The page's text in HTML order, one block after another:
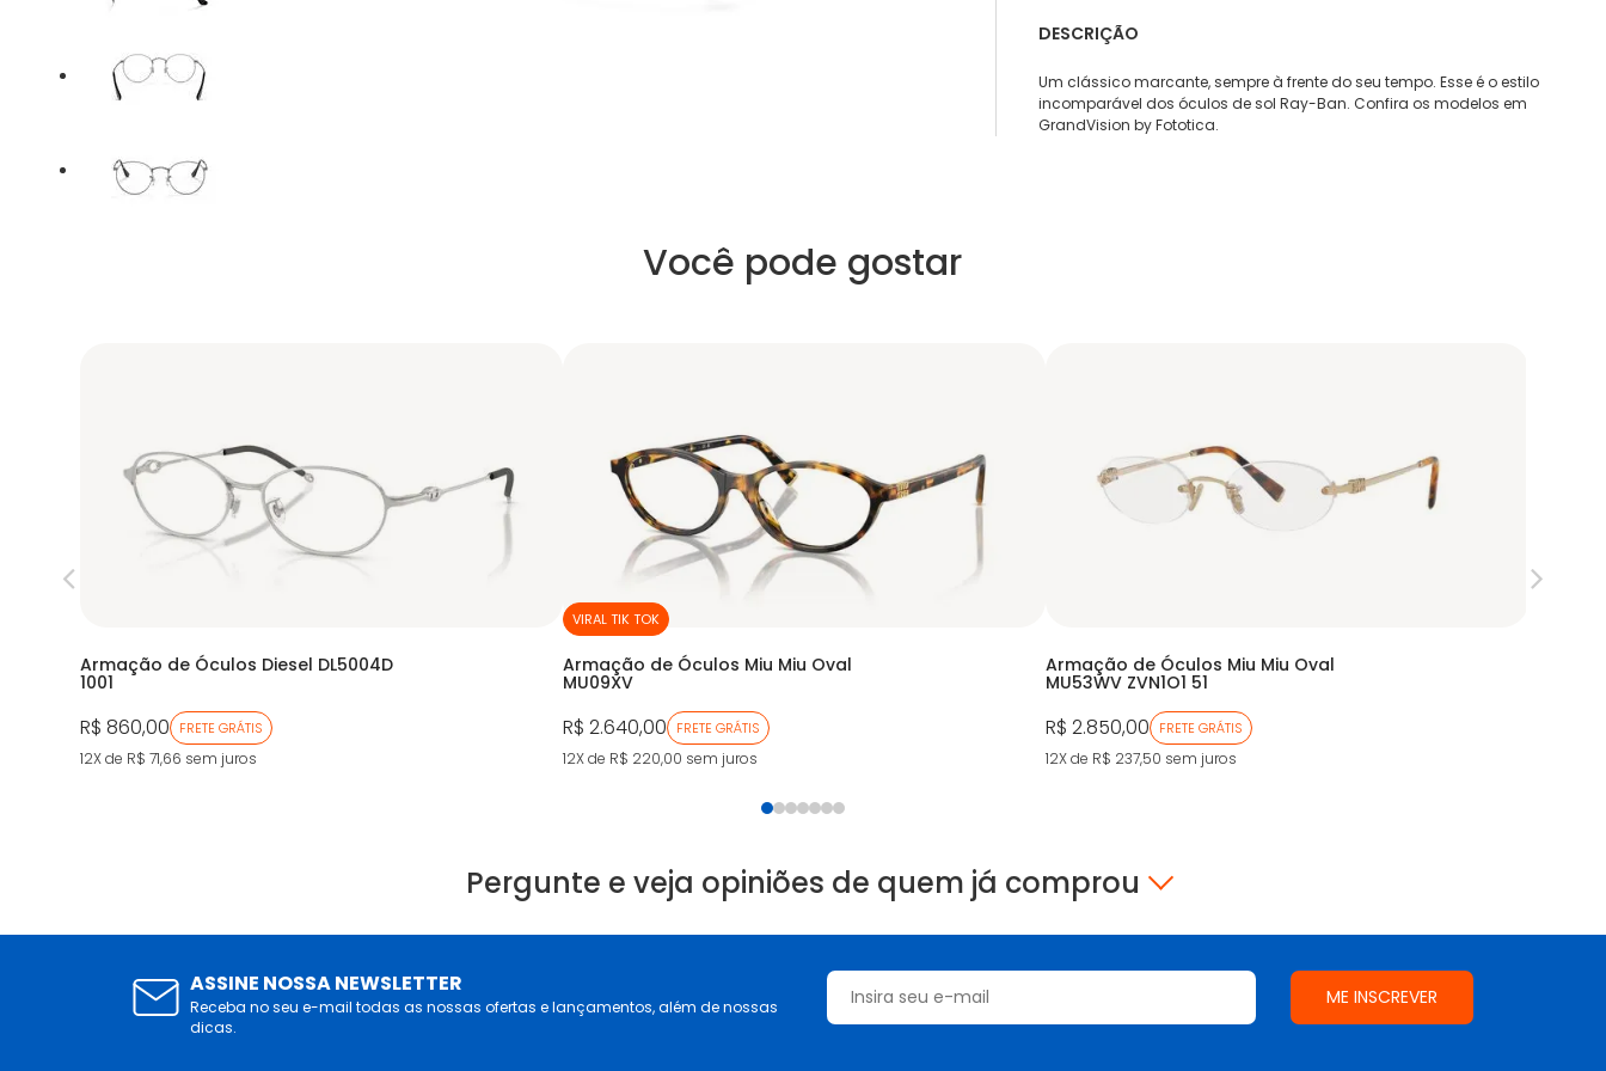
DESCRIÇÃO
Um clássico marcante, sempre à frente do seu tempo. Esse é o estilo
incomparável dos óculos de sol Ray-Ban. Confira os modelos em
GrandVision by Fototica.
Você pode gostar
Armação de Óculos Diesel DL5004D
1001
R$ 860,00 FRETE GRÁTIS
12X de R$ 71,66 sem juros
VIRAL TIK TOK
Armação de Óculos Miu Miu Oval
MU09XV
R$ 2.640,00 FRETE GRÁTIS
12X de R$ 220,00 sem juros
Armação de Óculos Miu Miu Oval
MU53WV ZVN1O1 51
R$ 2.850,00 FRETE GRÁTIS
12X de R$ 237,50 sem juros
Pergunte e veja opiniões de quem já comprou
ASSINE NOSSA NEWSLETTER
Receba no seu e-mail todas as nossas ofertas e lançamentos, além de nossas
dicas.